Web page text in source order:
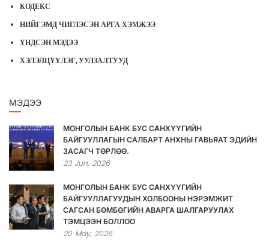
КОДЕКС
НИЙГЭМД ЧИГЛЭСЭН АРГА ХЭМЖЭЭ
ҮНДСЭН МЭДЭЭ
ХЭЛЭЛЦҮҮЛЭГ, УУЛЗАЛТУУД
МЭДЭЭ
МОНГОЛЫН БАНК БУС САНХҮҮГИЙН
БАЙГУУЛЛАГЫН САЛБАРТ АНХНЫ ГАВЬЯАТ ЭДИЙН
ЗАСАГЧ ТӨРЛӨӨ.
23 Jun, 2026
МОНГОЛЫН БАНК БУС САНХҮҮГИЙН
БАЙГУУЛЛАГУУДЫН ХОЛБООНЫ НЭРЭМЖИТ
САГСАН БӨМБӨГИЙН АВАРГА ШАЛГАРУУЛАХ
ТЭМЦЭЭН БОЛЛОО
20 May, 2026